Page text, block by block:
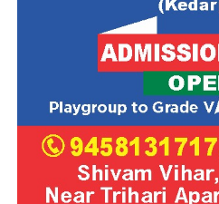
सामान्य ज्ञान और करंट
इतिहास, भूगोल और
पर विशेष ध्यान दें, क्योंकि
सवाल पूछे जाते हैं।
यह दिल्ली सरकार के अंतर्गत एक स्थिर,
बनाने का एक बेजोड़ मौका है। इच्छुक
2026से पहले अपना आवेदन सुनिश्चित
DSSSB की ऑफिशियल वेबसाइट